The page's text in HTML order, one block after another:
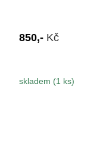
850,- Kč
skladem (1 ks)